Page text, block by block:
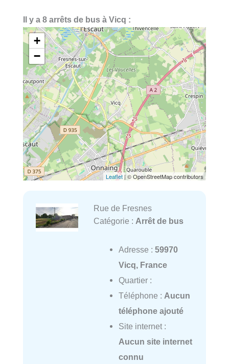
Il y a 8 arrêts de bus à Vicq :
+
−
Leaflet | © OpenStreetMap contributors
Rue de Fresnes
Catégorie : Arrêt de bus
Adresse : 59970
Vicq, France
Quartier :
Téléphone : Aucun
téléphone ajouté
Site internet :
Aucun site internet
connu